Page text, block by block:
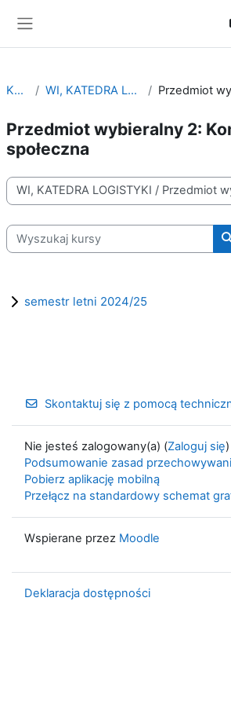
Kursy WI, KATEDRA LOGISTYKI
Przedmiot wybieralny 2:
społeczna
Kategorie kursów
Wyszukaj kursy
semestr letni 2024/25
Skontaktuj się z pomocą
Nie jesteś zalogowany(a) (Zaloguj się)
Podsumowanie zasad
Pobierz aplikację mobilną
Przełącz na standardowy schemat
Wspierane przez Moodle
Deklaracja dostępności